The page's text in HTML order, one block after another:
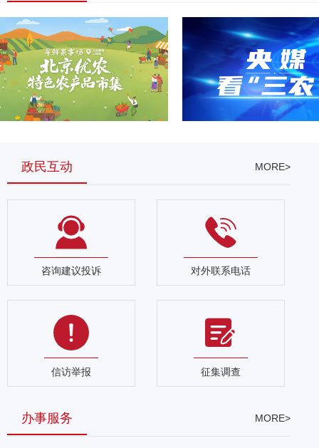
政民互动 MORE>
咨询建议投诉 对外联系电话
信访举报 征集调查
办事服务 MORE>